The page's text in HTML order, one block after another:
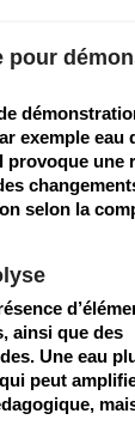
pour
exemple eau
provoque une
selon la
ainsi que des
Une eau
peut